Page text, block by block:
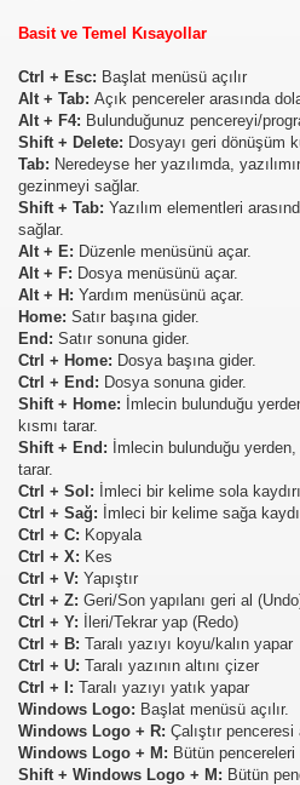
Basit ve Temel Kısayollar
Ctrl + Esc: Başlat menüsü açılır
Alt + Tab: Açık pencereler arasında
Alt + F4: Bulunduğunuz pencereyi/
Shift + Delete: Dosyayı geri dönüşüm
Tab: Neredeyse her yazılımda,
gezinmeyi sağlar.
Shift + Tab: Yazılım elementleri
sağlar.
Alt + E: Düzenle menüsünü açar.
Alt + F: Dosya menüsünü açar.
Alt + H: Yardım menüsünü açar.
Home: Satır başına gider.
End: Satır sonuna gider.
Ctrl + Home: Dosya başına gider.
Ctrl + End: Dosya sonuna gider.
Shift + Home: İmlecin bulunduğu
kısmı tarar.
Shift + End: İmlecin bulunduğu yerden,
tarar.
Ctrl + Sol: İmleci bir kelime sola
Ctrl + Sağ: İmleci bir kelime sağa
Ctrl + C: Kopyala
Ctrl + X: Kes
Ctrl + V: Yapıştır
Ctrl + Z: Geri/Son yapılanı geri al
Ctrl + Y: İleri/Tekrar yap (Redo)
Ctrl + B: Taralı yazıyı koyu/kalın yapar
Ctrl + U: Taralı yazının altını çizer
Ctrl + I: Taralı yazıyı yatık yapar
Windows Logo: Başlat menüsü açılır.
Windows Logo + R: Çalıştır penceresi
Windows Logo + M: Bütün pencereleri
Shift + Windows Logo + M: Bütün
Yerler?
?